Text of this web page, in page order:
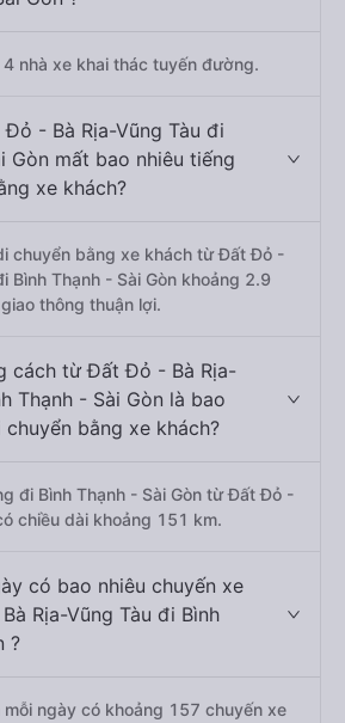
4 nhà xe khai thác tuyến đường.
- Bà Rịa-Vũng Tàu đi
Gòn mất bao nhiêu tiếng
xe khách?
chuyển bằng xe khách từ Đất Đỏ -
Bình Thạnh - Sài Gòn khoảng 2.9
thông thuận lợi.
cách từ Đất Đỏ - Bà Rịa-
Thạnh - Sài Gòn là bao
chuyển bằng xe khách?
đi Bình Thạnh - Sài Gòn từ Đất Đỏ -
chiều dài khoảng 151 km.
có bao nhiêu chuyến xe
Rịa-Vũng Tàu đi Bình
?
mỗi ngày có khoảng 157 chuyến xe